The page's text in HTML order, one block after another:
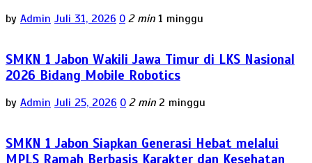
by Admin Juli 31, 2026 0 2 min 1 minggu
SMKN 1 Jabon Wakili Jawa Timur di LKS Nasional
2026 Bidang Mobile Robotics
by Admin Juli 25, 2026 0 2 min 2 minggu
SMKN 1 Jabon Siapkan Generasi Hebat melalui
MPLS Ramah Berbasis Karakter dan Kesehatan